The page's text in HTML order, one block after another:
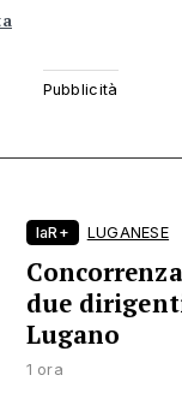
laR+ LUGANESE
due
Lugano
1 ora